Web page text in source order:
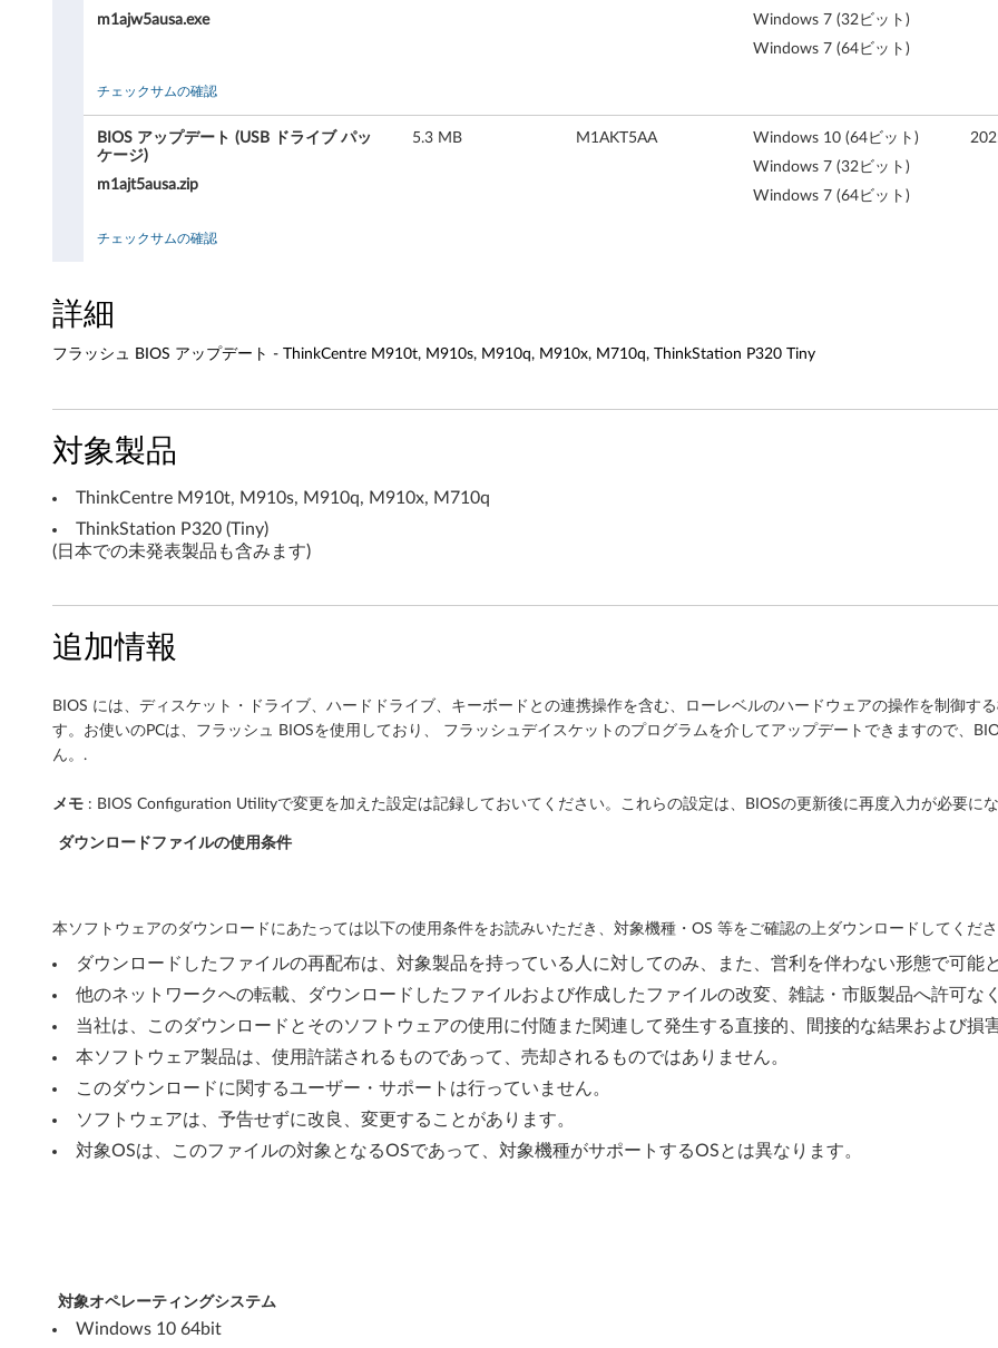
9
1
0
s
,
M
1
0
q
,
M
9
0
x
,
M
7
1
,
T
m1ajw5ausa.exe
Windows 7 (32ビット)
Windows 7 (64ビット)
チェックサムの確認
BIOS アップデート (USB ドライブ パッ
ケージ)
m1ajt5ausa.zip
5.3 MB M1AKT5AA
Windows 10 (64ビット)
Windows 7 (32ビット)
Windows 7 (64ビット)
チェックサムの確認
詳細
フラッシュ BIOS アップデート - ThinkCentre M910t, M910s, M910q, M910x, M710q, ThinkStation P320 Tiny
対象製品
ThinkCentre M910t, M910s, M910q, M910x, M710q
ThinkStation P320 (Tiny)
(日本での未発表製品も含みます)
追加情報
BIOS には、ディスケット・ドライブ、ハードドライブ、キーボードとの連携操作を含む、ローレベルのハードウェアの操作を制御す
す。お使いのPCは、フラッシュ BIOSを使用しており、 フラッシュデイスケットのプログラムを介してアップデートできますので、
ん。.
メモ : BIOS Configuration Utilityで変更を加えた設定は記録しておいてください。これらの設定は、BIOSの更新後に再度入力が必要にな
ダウンロードファイルの使用条件
本ソフトウェアのダウンロードにあたっては以下の使用条件をお読みいただき、対象機種・OS 等をご確認の上ダウンロードしてくださ
ダウンロードしたファイルの再配布は、対象製品を持っている人に対してのみ、また、営利を伴わない形態で可能
他のネットワークへの転載、ダウンロードしたファイルおよび作成したファイルの改変、雑誌・市販製品へ許可な
当社は、このダウンロードとそのソフトウェアの使用に付随また関連して発生する直接的、間接的な結果および損
本ソフトウェア製品は、使用許諾されるものであって、売却されるものではありません。
このダウンロードに関するユーザー・サポートは行っていません。
ソフトウェアは、予告せずに改良、変更することがあります。
対象OSは、このファイルの対象となるOSであって、対象機種がサポートするOSとは異なります。
対象オペレーティングシステム
Windows 10 64bit